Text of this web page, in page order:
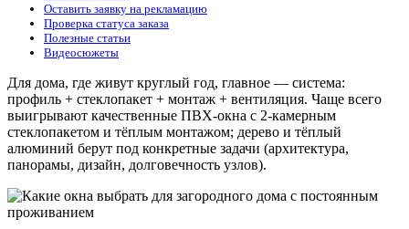
Оставить заявку на рекламацию
Проверка статуса заказа
Полезные статьи
Видеосюжеты
Для дома, где живут круглый год, главное — система:
профиль + стеклопакет + монтаж + вентиляция. Чаще всего
выигрывают качественные ПВХ-окна с 2-камерным
стеклопакетом и тёплым монтажом; дерево и тёплый
алюминий берут под конкретные задачи (архитектура,
панорамы, дизайн, долговечность узлов).